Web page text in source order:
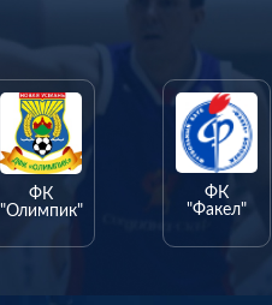
ФК
"Олимпик"
ФК
"Факел"